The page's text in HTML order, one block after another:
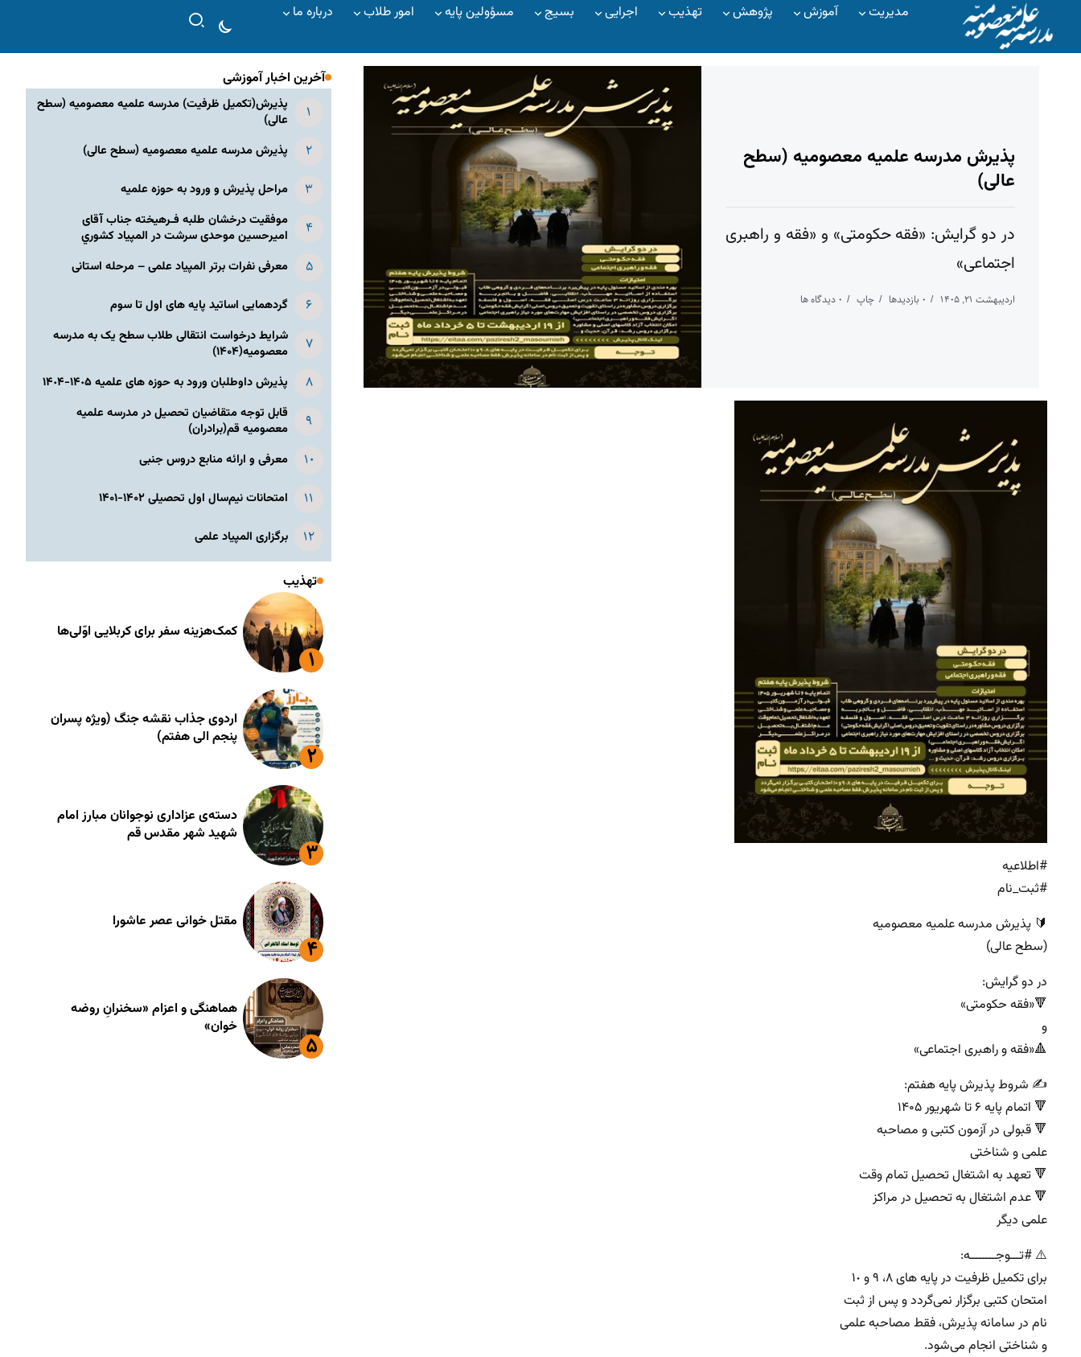
مدیریت آموزش پژوهش تهذیب اجرایی بسیج مسؤولین پایه امور طلاب درباره ما
پذیرش مدرسه علمیه معصومیه‌ (سطح
عالی)
در دو گرایش: «فقه حکومتی» و «فقه و راهبری
اجتماعی»
اردیبهشت ۲۱, ۱۴۰۵ ۰ بازدیدها چاپ ۰ دیدگاه ها
#اطلاعیه
#ثبت_نام
🔰 پذیرش مدرسه علمیه معصومیه‌
(سطح عالی)
در دو گرایش:
🔻«فقه حکومتی»
و
🔺«فقه و راهبری اجتماعی»
✍ شروط پذیرش پایه هفتم:
🔻 اتمام پایه ۶ تا شهریور ۱۴۰۵
🔻 قبولی در آزمون کتبی و مصاحبه
علمی و شناختی
🔻 تعهد به اشتغال تحصیل تمام وقت
🔻 عدم اشتغال به تحصیل در مراکز
علمی دیگر
⚠️ #تـــوجــــــــه:
برای تکمیل ظرفیت در پایه های ٨، ٩ و ١٠
امتحان کتبی برگزار نمی‌گردد و پس از ثبت
نام در سامانه پذیرش، فقط مصاحبه علمی
و شناختی انجام می‌شود.
آخرین اخبار آموزشی
پذیرش(تکمیل ظرفیت) مدرسه علمیه معصومیه‌ (سطح
عالی)
پذیرش مدرسه علمیه معصومیه‌ (سطح عالی)
مراحل پذیرش و ورود به حوزه علمیه
موفقیت درخشان طلبه فـرهیخته جناب آقای
امیرحسین موحدی سرشت در المپياد كشوري
معرفی نفرات برتر المپیاد علمی – مرحله استانی
گردهمایی اساتید پایه های اول تا سوم
شرایط درخواست انتقالی طلاب سطح یک به مدرسه
معصومیه(۱۴۰۴)
پذیرش داوطلبان ورود به حوزه های علمیه ١۴٠۵-١۴٠۴
قابل توجه متقاضیان تحصیل در مدرسه علمیه
معصومیه قم(برادران)
معرفی و ارائه منابع دروس جنبی
امتحانات نیم‌سال اول تحصیلی ۱۴۰۲-۱۴۰۱
برگزاری المپیاد علمی
تهذیب
کمک‌هزینه سفر برای کربلایی اوّلی‌ها
اردوی جذاب نقشه جنگ (ویژه پسران
پنجم الی هفتم)
دسته‌ی عزاداری نوجوانان مبارز امام
شهید شهر مقدس قم
مقتل خوانی عصر عاشورا
هماهنگی و اعزام «سخنرانِ روضه
خوان»